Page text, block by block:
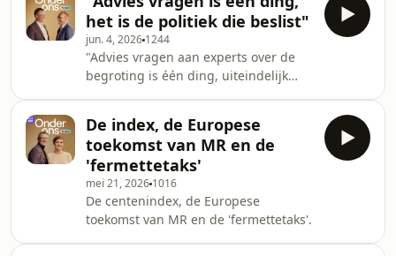
het is de politiek die beslist"
jun. 4, 2026 1244
"Advies vragen aan experts over de
begroting is één ding, uiteindelijk
De index, de Europese
toekomst van MR en de
'fermettetaks'
mei 21, 2026 1016
De centenindex, de Europese
toekomst van MR en de 'fermettetaks'.